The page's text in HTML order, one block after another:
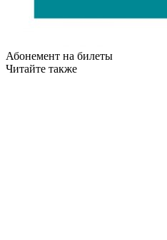
Абонемент на билеты
Читайте также